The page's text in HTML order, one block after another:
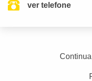
ver telefone